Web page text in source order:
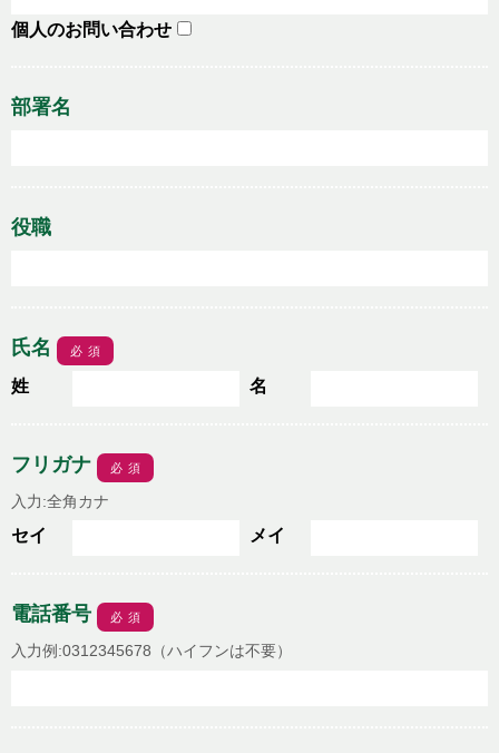
個人のお問い合わせ
部署名
役職
氏名 必須
姓 名
フリガナ 必須
入力:全角カナ
セイ メイ
電話番号 必須
入力例:0312345678（ハイフンは不要）